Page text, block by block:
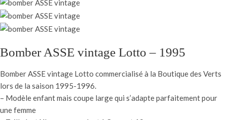
Bomber ASSE vintage Lotto – 1995
Bomber ASSE vintage Lotto commercialisé à la Boutique des Verts
lors de la saison 1995-1996.
– Modèle enfant mais coupe large qui s’adapte parfaitement pour
une femme